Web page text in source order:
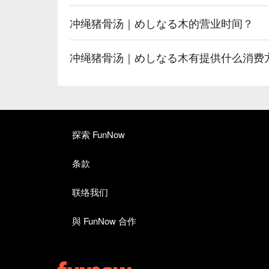
冲绳猪骨汤｜めしなる木的营业时间？
冲绳猪骨汤｜めしなる木有提供什么消费
探索 FunNow
条款
联络我们
與 FunNow 合作